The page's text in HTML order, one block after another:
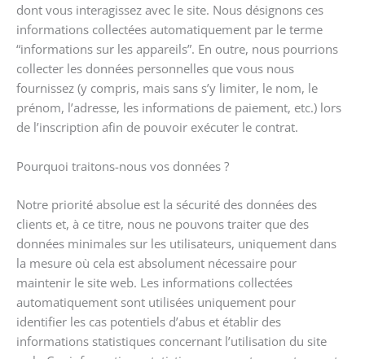
dont vous interagissez avec le site. Nous désignons ces
informations collectées automatiquement par le terme
“informations sur les appareils”. En outre, nous pourrions
collecter les données personnelles que vous nous
fournissez (y compris, mais sans s’y limiter, le nom, le
prénom, l’adresse, les informations de paiement, etc.) lors
de l’inscription afin de pouvoir exécuter le contrat.
Pourquoi traitons-nous vos données ?
Notre priorité absolue est la sécurité des données des
clients et, à ce titre, nous ne pouvons traiter que des
données minimales sur les utilisateurs, uniquement dans
la mesure où cela est absolument nécessaire pour
maintenir le site web. Les informations collectées
automatiquement sont utilisées uniquement pour
identifier les cas potentiels d’abus et établir des
informations statistiques concernant l’utilisation du site